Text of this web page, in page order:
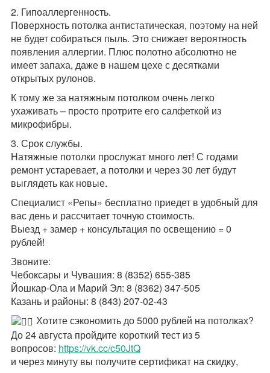
2. Гипоаллергенность.
Поверхность потолка антистатическая, поэтому на ней
не будет собираться пыль. Это снижает вероятность
появления аллергии. Плюс полотно абсолютно не
имеет запаха, даже в нашем цехе с десятками
открытых рулонов.
К тому же за натяжным потолком очень легко
ухаживать – просто протрите его салфеткой из
микрофибры.
3. Срок службы.
Натяжные потолки прослужат много лет! С годами
ремонт устаревает, а потолки и через 30 лет будут
выглядеть как новые.
Специалист «Репы» бесплатно приедет в удобный для
вас день и рассчитает точную стоимость.
Выезд + замер + консультация по освещению = 0
рублей!
Звоните:
Чебоксары и Чувашия: 8 (8352) 655-385
Йошкар-Ола и Марий Эл: 8 (8362) 347-505
Казань и районы: 8 (843) 207-02-43
Хотите сэкономить до 5000 рублей на потолках?
До 24 августа пройдите короткий тест из 5
вопросов: https://vk.cc/c50JtQ
и через минуту вы получите сертификат на скидку,